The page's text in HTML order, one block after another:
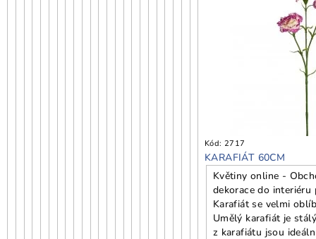
Kód: 2717
KARAFIÁT 60CM
Květiny online -
dekorace do interiéru
Karafiát se velmi
Umělý karafiát je
z karafiátu jsou